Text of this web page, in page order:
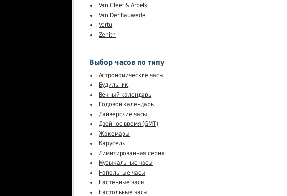
Van Cleef & Arpels
Van Der Bauwede
Vertu
Zenith
Выбор часов по типу
Астрономические часы
Будильник
Вечный календарь
Годовой календарь
Дайверские часы
Двойное время (GMT)
Жакемары
Карусель
Лимитированная серия
Музыкальные часы
Напольные часы
Настенные часы
Настольные часы